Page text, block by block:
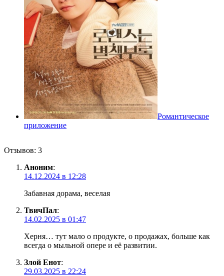
Романтическое
приложение
Отзывов: 3
Аноним:
14.12.2024 в 12:28
Забавная дорама, веселая
ТвичПал:
14.02.2025 в 01:47
Херня… тут мало о продукте, о продажах, больше как
всегда о мыльной опере и её развитии.
Злой Енот:
29.03.2025 в 22:24